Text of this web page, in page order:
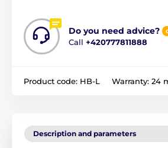
Do you need advice?
Call +420777811888
Product code: HB-L Warranty: 24
Description and parameters